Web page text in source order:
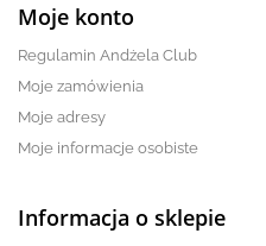
Moje konto
Regulamin Andżela Club
Moje zamówienia
Moje adresy
Moje informacje osobiste
Informacja o sklepie